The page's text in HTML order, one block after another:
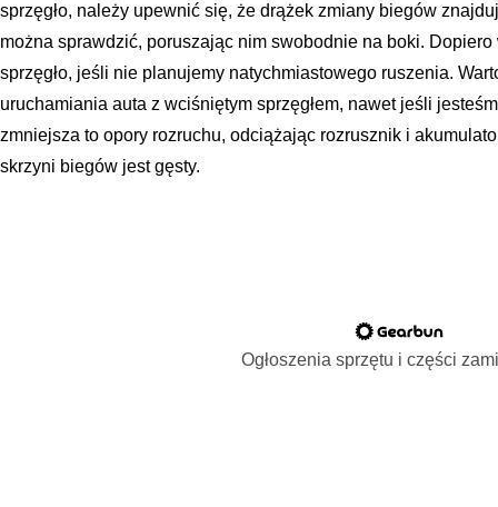
sprzęgło, należy upewnić się, że drążek zmiany biegów
można sprawdzić, poruszając nim swobodnie na boki.
sprzęgło, jeśli nie planujemy natychmiastowego ruszenia.
uruchamiania auta z wciśniętym sprzęgłem, nawet jeśli
zmniejsza to opory rozruchu, odciążając rozrusznik i
skrzyni biegów jest gęsty.
Ogłoszenia sprzętu i części